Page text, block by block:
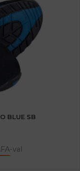
BLUE SB
val